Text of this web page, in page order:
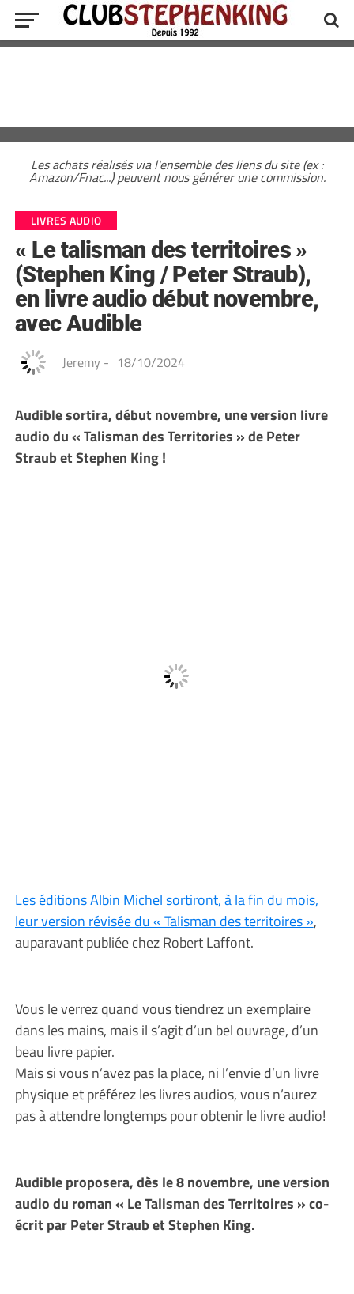
Les achats réalisés via l'ensemble des liens du site (ex :
Amazon/Fnac...) peuvent nous générer une commission.
LIVRES AUDIO
« Le talisman des territoires »
(Stephen King / Peter Straub),
en livre audio début novembre,
avec Audible
Jeremy - 18/10/2024
Audible sortira, début novembre, une version livre
audio du « Talisman des Territories » de Peter
Straub et Stephen King !
Les éditions Albin Michel sortiront, à la fin du mois,
leur version révisée du « Talisman des territoires »,
auparavant publiée chez Robert Laffont.
Vous le verrez quand vous tiendrez un exemplaire
dans les mains, mais il s’agit d’un bel ouvrage, d’un
beau livre papier.
Mais si vous n’avez pas la place, ni l’envie d’un livre
physique et préférez les livres audios, vous n’aurez
pas à attendre longtemps pour obtenir le livre audio!
Audible proposera, dès le 8 novembre, une version
audio du roman « Le Talisman des Territoires » co-
écrit par Peter Straub et Stephen King.